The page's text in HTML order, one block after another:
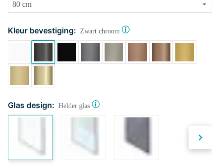
Kleur bevestiging: Zwart chroom
Glas design: Helder glas